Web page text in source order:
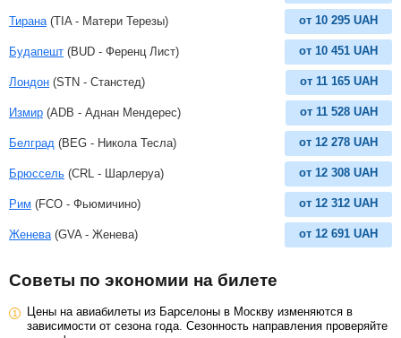
Тирана (TIA - Матери Терезы) от 10 295 UAH
Будапешт (BUD - Ференц Лист) от 10 451 UAH
Лондон (STN - Станстед) от 11 165 UAH
Измир (ADB - Аднан Мендерес) от 11 528 UAH
Белград (BEG - Никола Тесла) от 12 278 UAH
Брюссель (CRL - Шарлеруа) от 12 308 UAH
Рим (FCO - Фьюмичино) от 12 312 UAH
Женева (GVA - Женева) от 12 691 UAH
Советы по экономии на билете
Цены на авиабилеты из Барселоны в Москву изменяются в
зависимости от сезона года. Сезонность направления проверяйте